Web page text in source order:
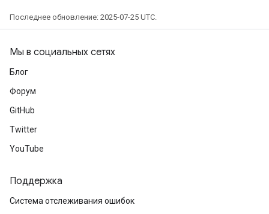
Последнее обновление: 2025-07-25 UTC.
Мы в социальных сетях
Блог
Форум
GitHub
Twitter
YouTube
Поддержка
Система отслеживания ошибок